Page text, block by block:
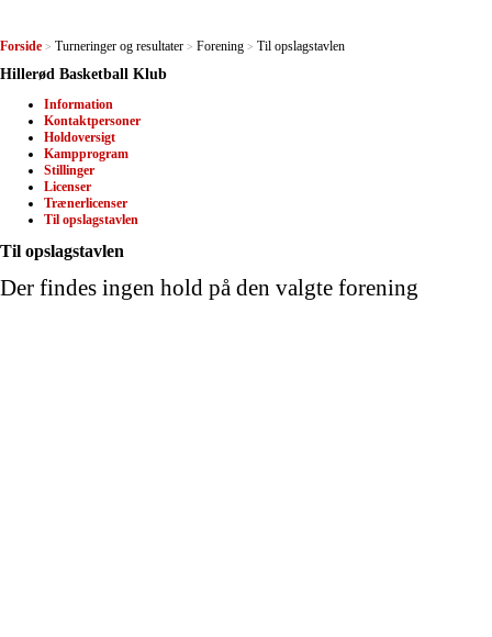
Forside > Turneringer og resultater > Forening > Til opslagstavlen
Hillerød Basketball Klub
Information
Kontaktpersoner
Holdoversigt
Kampprogram
Stillinger
Licenser
Trænerlicenser
Til opslagstavlen
Til opslagstavlen
Der findes ingen hold på den valgte forening